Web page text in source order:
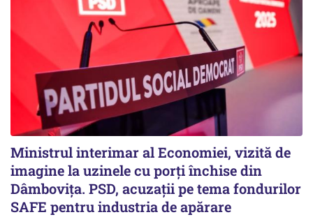
Ministrul interimar al Economiei, vizită de
imagine la uzinele cu porți închise din
Dâmbovița. PSD, acuzații pe tema fondurilor
SAFE pentru industria de apărare